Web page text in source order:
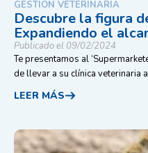
GESTIÓN VETERINARIA
Descubre la figura
Expandiendo el
Publicado el 09/02/2024
Te presentamos al
de llevar a su clínica veterinaria
LEER MÁS